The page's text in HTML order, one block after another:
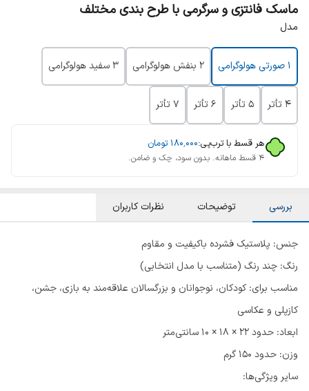
ماسک فانتزی و سرگرمی با طرح بندی مختلف
مدل
۱ صورتی هولوگرامی ۲ بنفش هولوگرامی ۳ سفید هولوگرامی
۴ تأتر ۵ تأتر ۶ تأتر ۷ تأتر
هر قسط با ترب‌پی:۱۸۰٬۰۰۰تومان
۴ قسط ماهانه. بدون سود، چک و ضامن.
بررسی توضیحات نظرات کاربران
جنس: پلاستیک فشرده باکیفیت و مقاوم
رنگ: چند رنگ (متناسب با مدل انتخابی)
مناسب برای: کودکان، نوجوانان و بزرگسالان علاقه‌مند به بازی، جشن،
کازپلی و عکاسی
ابعاد: حدود 22 × 18 × 10 سانتی‌متر
وزن: حدود 150 گرم
سایر ویژگی‌ها: